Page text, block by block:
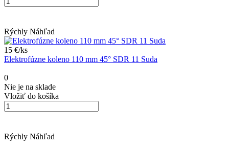
2.18 €/ks
Elektrofúzna objímka 32 mm SDR 11 Suda
0
Nie je na sklade
Vložiť do košíka
Rýchly Náhľad